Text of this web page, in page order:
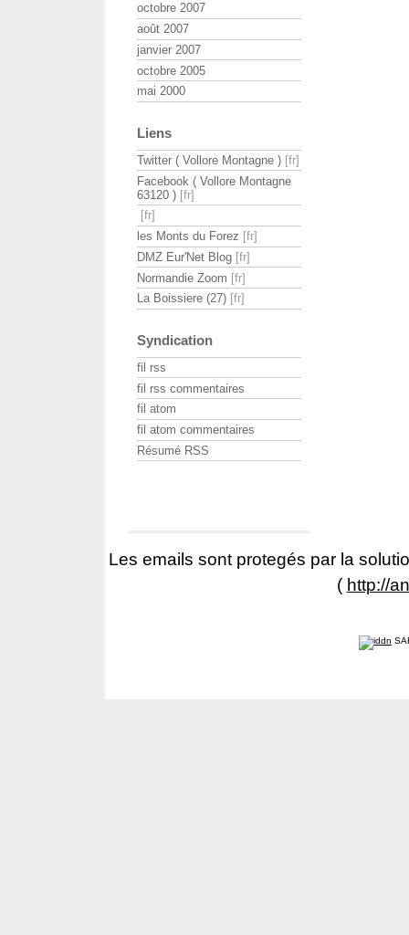
octobre 2007
août 2007
janvier 2007
octobre 2005
mai 2000
Liens
Twitter ( Vollore Montagne )
Facebook ( Vollore Montagne
63120 )
les Monts du Forez
DMZ Eur'Net Blog
Normandie Zoom
La Boissiere (27)
Syndication
fil rss
fil rss commentaires
fil atom
fil atom commentaires
Résumé RSS
Les emails sont protegés par la
( http://